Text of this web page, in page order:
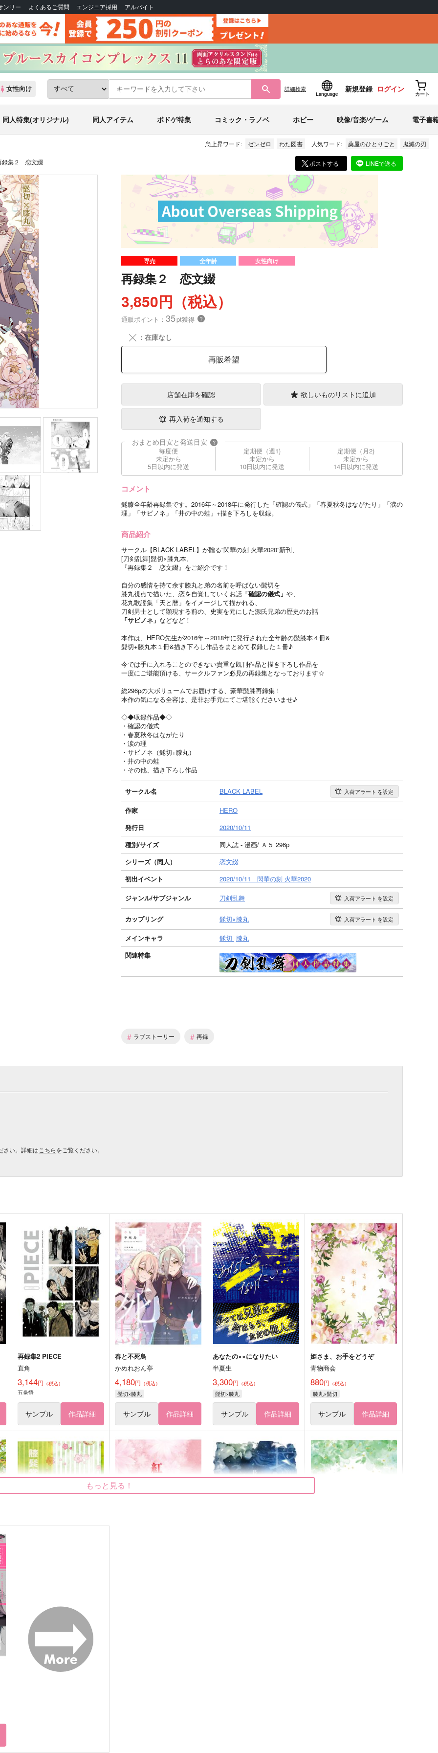
ンリー よくあるご質問 エンジニア採用 アルバイト
女性向け 詳細検索
Language
新規登録 ログイン
カート
同人特集(オリジナル) 同人アイテム ボドゲ特集 コミック・ラノベ ホビー 映像/音楽/ゲーム 電子書
急上昇ワード: ゼンゼロ わた図書 人気ワード: 薬屋のひとりごと 鬼滅の刃
録集２ 恋文綴 ポストする LINEで送る
専売 全年齢 女性向け
再録集２ 恋文綴
3,850円（税込）
通販ポイント： 35pt獲得 ？
╳ ：在庫なし
再販希望
店舗在庫を確認 欲しいものリストに追加
再入荷を通知する
おまとめ目安と発送目安 ?
毎度便
未定から
5日以内に発送
定期便（週1)
未定から
10日以内に発送
定期便（月2)
未定から
14日以内に発送
コメント
髭膝全年齢再録集です。2016年～2018年に発行した「確認の儀式」「春夏秋冬はながたり」「涙の
理」「サビノネ」「井の中の蛙」+描き下ろしを収録。
商品紹介
サークル【BLACK LABEL】が贈る“閃華の刻 火華2020”新刊、
[刀剣乱舞]髭切×膝丸本、
『再録集２ 恋文綴』をご紹介です！
自分の感情を持て余す膝丸と弟の名前を呼ばない髭切を
膝丸視点で描いた、恋を自覚していくお話 「確認の儀式」 や、
花丸歌謡集「天と暦」をイメージして描かれる、
刀剣男士として顕現する前の、史実を元にした源氏兄弟の歴史のお話
「サビノネ」 などなど！
本作は、HERO先生が2016年～2018年に発行された全年齢の髭膝本４冊&
髭切+膝丸本１冊&描き下ろし作品をまとめて収録した１冊♪
今では手に入れることのできない貴重な既刊作品と描き下ろし作品を
一度にご堪能頂ける、サークルファン必見の再録集となっております☆
総296pの大ボリュームでお届けする、豪華髭膝再録集！
本作の気になる全容は、是非お手元にてご堪能くださいませ♪
◇◆収録作品◆◇
・確認の儀式
・春夏秋冬はながたり
・涙の理
・サビノネ（髭切+膝丸）
・井の中の蛙
・その他、描き下ろし作品
サークル名 BLACK LABEL 入荷アラート を設定
作家
HERO
発行日
2020/10/11
種別/サイズ
同人誌 - 漫画/ Ａ５ 296p
シリーズ（同人）
恋文綴
初出イベント
2020/10/11 閃華の刻 火華2020
ジャンル/サブジャンル 刀剣乱舞 入荷アラート を設定
カップリング 髭切×膝丸 入荷アラート を設定
メインキャラ 髭切 膝丸
関連特集
# ラブストーリー # 再録
さい。詳細は こちらをご覧ください。
再録集2 PIECE
直角
3,144円 （税込）
五条悟
サンプル 作品詳細
春と不死鳥
かめれおん亭
4,180円 （税込）
髭切×膝丸
サンプル 作品詳細
あなたの××になりたい
半夏生
3,300円 （税込）
髭切×膝丸
サンプル 作品詳細
姫さま、お手をどうぞ
青物商会
880円 （税込）
膝丸×髭切
サンプル 作品詳細
膝丸×髭切
サンプル 作品詳細
もっと見る！